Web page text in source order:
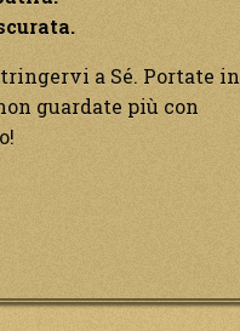
a Sé. Portate in
guardate più con